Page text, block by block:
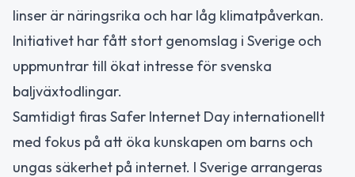
linser är näringsrika och har låg klimatpåverkan.
Initiativet har fått stort genomslag i Sverige och
uppmuntrar till ökat intresse för svenska
baljväxtodlingar.
Samtidigt firas Safer Internet Day internationellt
med fokus på att öka kunskapen om barns och
ungas säkerhet på internet. I Sverige arrangeras